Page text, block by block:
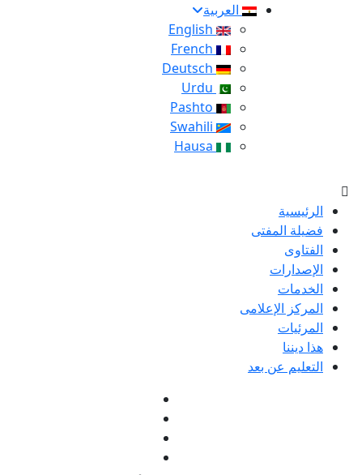
العربية
الرئيسية
فضيلة المفتى
الفتاوى
الإصدارات
الخدمات
المركز الإعلامى
المرئيات
هذا ديننا
التعليم عن بعد